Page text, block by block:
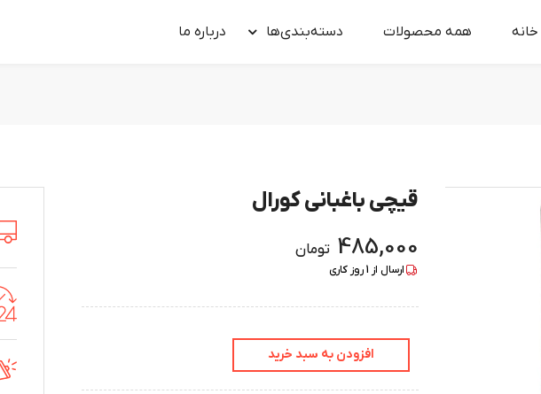
خانه همه محصولات دسته‌بندی‌ها درباره‌ ما
قیچی باغبانی کورال
485,000 تومان
ارسال از 1روز کاری
افزودن به سبد خرید